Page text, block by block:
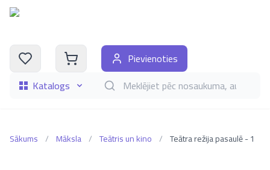
Katalogs Meklēt grāmatas pēc nosaukuma, autora,
Pievienoties
Sākums / Māksla / Teātris un kino / Teātra režija pasaulē - 1